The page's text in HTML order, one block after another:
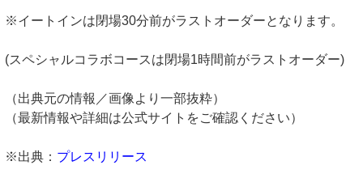
※イートインは閉場30分前がラストオーダーとなります。
(スペシャルコラボコースは閉場1時間前がラストオーダー)
（出典元の情報／画像より一部抜粋）
（最新情報や詳細は公式サイトをご確認ください）
※出典： プレスリリース